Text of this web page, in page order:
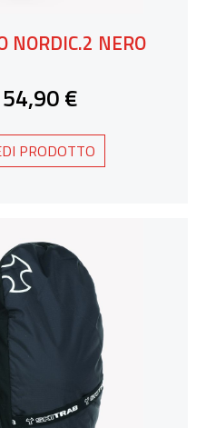
NORDIC.2 NERO
54,90 €
PRODOTTO